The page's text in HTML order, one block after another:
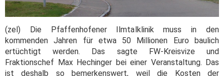
(zel) Die Pfaffenhofener Ilmtalklinik muss in den
kommenden Jahren für etwa 50 Millionen Euro baulich
ertüchtigt werden. Das sagte FW-Kreisvize und
Fraktionschef Max Hechinger bei einer Veranstaltung. Das
ist deshalb so bemerkenswert, weil die Kosten der